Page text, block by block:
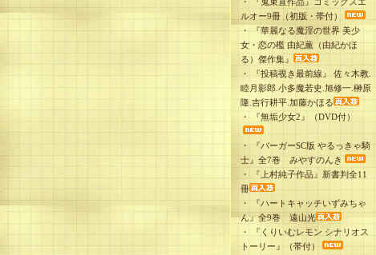
ルオー9冊（初版・帯付）
・
『華麗なる魔淫の世界 美少
女・恋の檻 由紀薫（由紀かほ
る）傑作集』
・
『投稿覗き最前線』 佐々木教.
睦月影郎.小多魔若史.旭修一.榊原
隆.吉行耕平.加藤かほる
・
『無垢少女2』（DVD付）
・
『バーガーSC版 やるっきゃ騎
士』全7巻 みやすのんき
・
『上村純子作品』新書判全11
冊
・
『ハートキャッチいずみちゃ
ん』全9巻 遠山光
・
『くりいむレモン シナリオス
トーリー』（帯付）